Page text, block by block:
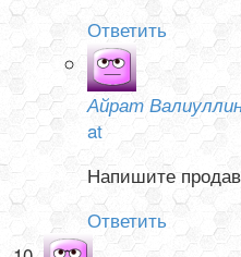
Ответить
Айрат
at
Напишите
Ответить